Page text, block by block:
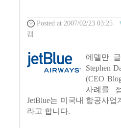
Posted at 2007/02/23 03:25
캡
에델만
Stephen
(CEO
사례를
JetBlue는 미국내 항공사
라고 합니다.